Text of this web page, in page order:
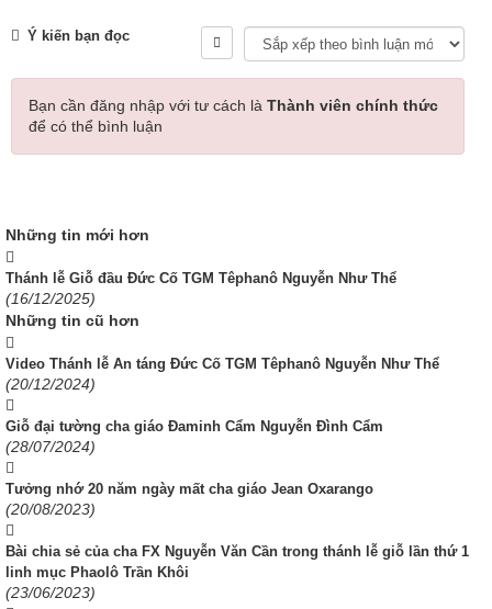
Ý kiến bạn đọc
Bạn cần đăng nhập với tư cách là Thành viên chính thức
để có thể bình luận
Những tin mới hơn
Thánh lễ Giỗ đầu Đức Cố TGM Têphanô Nguyễn Như Thể
(16/12/2025)
Những tin cũ hơn
Video Thánh lễ An táng Đức Cố TGM Têphanô Nguyễn Như Thể
(20/12/2024)
Giỗ đại tường cha giáo Đaminh Cẩm Nguyễn Đình Cẩm
(28/07/2024)
Tưởng nhớ 20 năm ngày mất cha giáo Jean Oxarango
(20/08/2023)
Bài chia sẻ của cha FX Nguyễn Văn Cần trong thánh lễ giỗ lần thứ 1
linh mục Phaolô Trần Khôi
(23/06/2023)